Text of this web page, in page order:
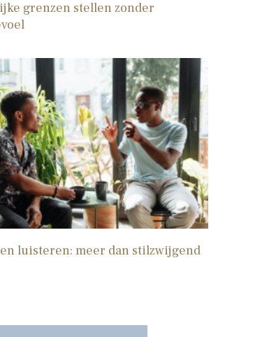
grenzen stellen zonder
luisteren: meer dan stilzwijgend